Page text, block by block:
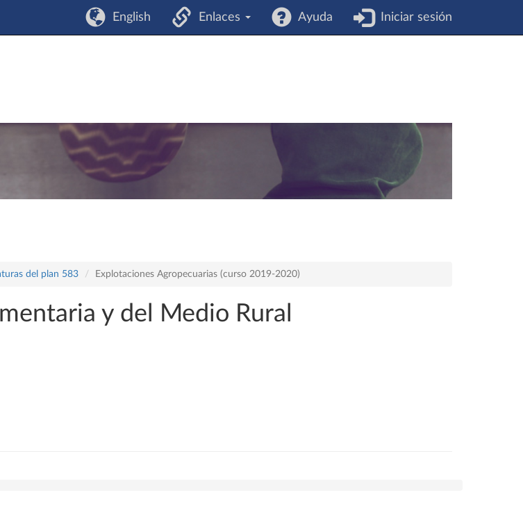
English Enlaces Ayuda Iniciar sesión
del plan 583 Explotaciones Agropecuarias (curso 2019-2020)
y del Medio Rural